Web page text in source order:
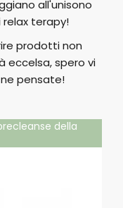
all'unisono
terapy!
prodotti non
eccelsa, spero vi
pensate!
della